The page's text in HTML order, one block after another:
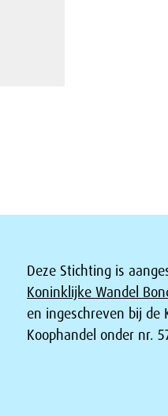
Deze Stichting is
Koninklijke Wandel
en ingeschreven bij de
Koophandel onder nr.